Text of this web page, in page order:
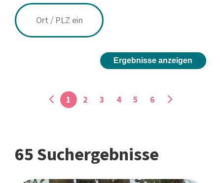
Ergebnisse anzeigen
1 2 3 4 5 6
65 Suchergebnisse